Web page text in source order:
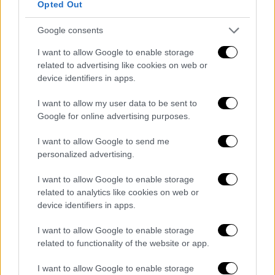
Opted Out
Google consents
I want to allow Google to enable storage
related to advertising like cookies on web or
device identifiers in apps.
I want to allow my user data to be sent to
Google for online advertising purposes.
I want to allow Google to send me
personalized advertising.
I want to allow Google to enable storage
related to analytics like cookies on web or
device identifiers in apps.
I want to allow Google to enable storage
related to functionality of the website or app.
I want to allow Google to enable storage
Από αριστερά: Γιώργος Ζουμπάς (Δήμαρχος Αριστοτέλη),
Λευτέρης Βαλσαμής (πρόεδρος ΑΞ.Τ.Α.Δ.Α.)
Την καθιέρωση των γεύσεων, τόσο του
Αριστοτελικού μενού
, όσο και της
Αγιορείτικης κουζίνας, στους επισκέπτες
της περιοχής, επισήμανε ο δήμαρχος
Αριστοτέλη Γιώργος Ζουμπάς, ενώ από την
πλευρά του ο πρόεδρος του Τουριστικού
Οργανισμού Χαλκιδικής Γρηγόρης Τάσιος
τόνισε ότι τόσο το Αριστοτελικό μενού όσο
και η Αγιορείτικη κουζίνα είναι η σφραγίδα
του νομού γαστρονομικά.